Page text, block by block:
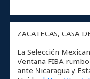
ZACATECAS, CASA
La Selección
Ventana FIBA
ante Nicaragua y